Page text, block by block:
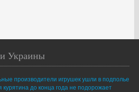
Украины
производители игрушек ушли в подполье
курятина до конца года не подорожает